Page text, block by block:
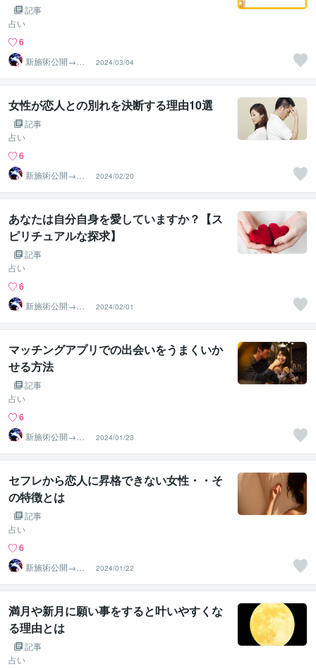
記事
占い
6
新施術公開→≪
相手意識強制変
化≫◆星桜龍
2024/03/04
女性が恋人との別れを決断する理由10選
記事
占い
6
新施術公開→≪
相手意識強制変
化≫◆星桜龍
2024/02/20
あなたは自分自身を愛していますか？【ス
ピリチュアルな探求】
記事
占い
6
新施術公開→≪
相手意識強制変
化≫◆星桜龍
2024/02/01
マッチングアプリでの出会いをうまくいか
せる方法
記事
占い
6
新施術公開→≪
相手意識強制変
化≫◆星桜龍
2024/01/23
セフレから恋人に昇格できない女性・・そ
の特徴とは
記事
占い
6
新施術公開→≪
相手意識強制変
化≫◆星桜龍
2024/01/22
満月や新月に願い事をすると叶いやすくな
る理由とは
記事
占い